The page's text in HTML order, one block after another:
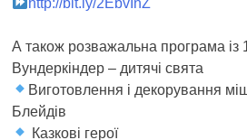
А також розважальна програма із
Вундеркіндер – дитячі свята
Виготовлення і декорування
Блейдів
Казкові герої